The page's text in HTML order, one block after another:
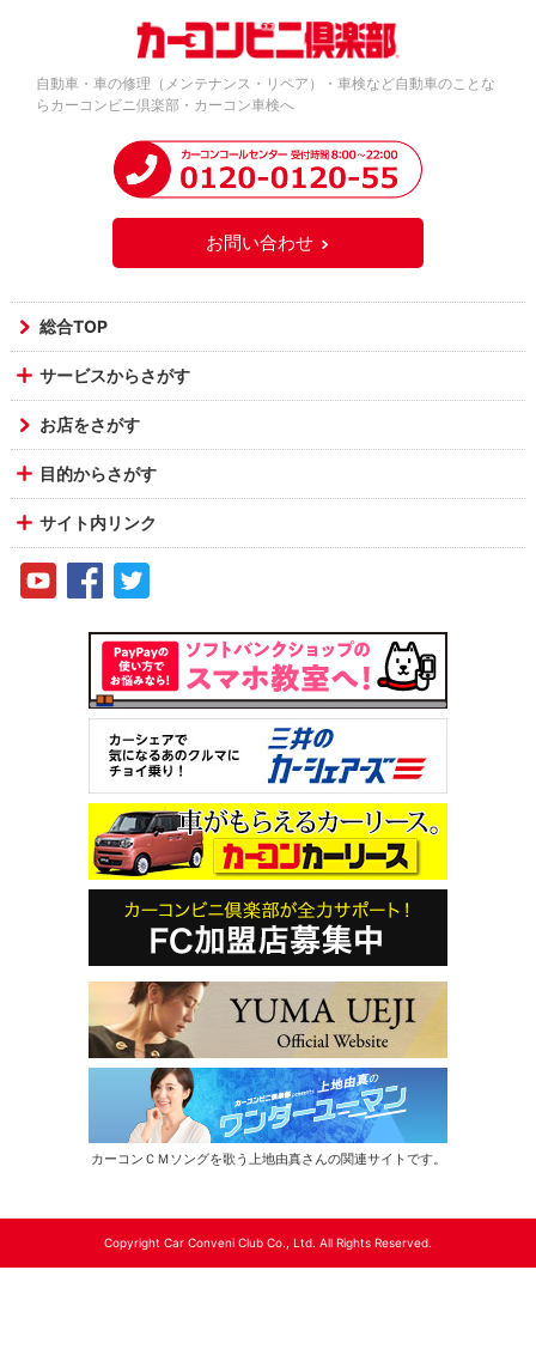
自動車・車の修理（メンテナンス・リペア）・車検など自動車のことな
らカーコンビニ倶楽部・カーコン車検へ
お問い合わせ
総合TOP
サービスからさがす
お店をさがす
目的からさがす
サイト内リンク
カーコンＣＭソングを歌う上地由真さんの関連サイトです。
Copyright Car Conveni Club Co., Ltd. All Rights Reserved.